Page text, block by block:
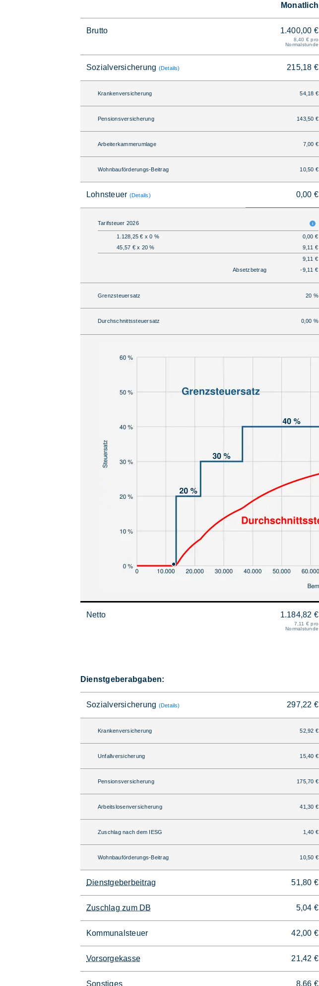
Monatlich
Brutto 1.400,00 €
8,40 € pro
Normalstunde
Sozialversicherung (Details) 215,18 €
Krankenversicherung 54,18 €
Pensionsversicherung 143,50 €
Arbeiterkammerumlage 7,00 €
Wohnbauförderungs-Beitrag 10,50 €
Lohnsteuer (Details) 0,00 €
Tarifsteuer 2026
1.128,25 € x 0 %
0,00 €
45,57 € x 20 %
9,11 €
9,11 €
Absetzbetrag
-9,11 €
Grenzsteuersatz 20 %
Durchschnittssteuersatz 0,00 %
Netto 1.184,82 €
7,11 € pro
Normalstunde
Dienstgeberabgaben:
Sozialversicherung (Details) 297,22 €
Krankenversicherung 52,92 €
Unfallversicherung 15,40 €
Pensionsversicherung 175,70 €
Arbeitslosenversicherung 41,30 €
Zuschlag nach dem IESG 1,40 €
Wohnbauförderungs-Beitrag 10,50 €
Dienstgeberbeitrag 51,80 €
Zuschlag zum DB 5,04 €
Kommunalsteuer 42,00 €
Vorsorgekasse 21,42 €
Sonstiges 8,66 €